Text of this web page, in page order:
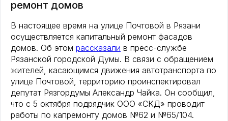
ремонт домов
В настоящее время на улице Почтовой в Рязани
осуществляется капитальный ремонт фасадов
домов. Об этом рассказали в пресс-службе
Рязанской городской Думы. В связи с обращением
жителей, касающимся движения автотранспорта по
улице Почтовой, территорию проинспектировал
депутат Рязгордумы Александр Чайка. Он сообщил,
что с 5 октября подрядчик ООО «СКД» проводит
работы по капремонту домов №62 и №65/104.